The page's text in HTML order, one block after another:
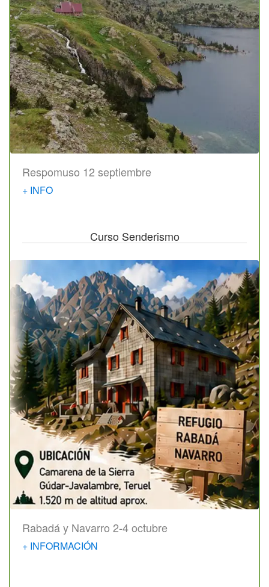
Respomuso 12 septiembre
+ INFO
Curso Senderismo
Rabadá y Navarro 2-4 octubre
+ INFORMACIÓN